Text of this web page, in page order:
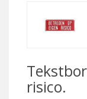
risico.